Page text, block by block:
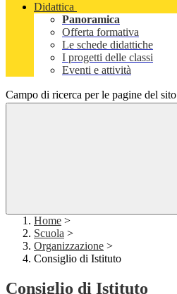
Didattica
Panoramica
Offerta formativa
Le schede didattiche
I progetti delle classi
Eventi e attività
Campo di ricerca per le pagine del sito
Home >
Scuola >
Organizzazione >
Consiglio di Istituto
Consiglio di Istituto